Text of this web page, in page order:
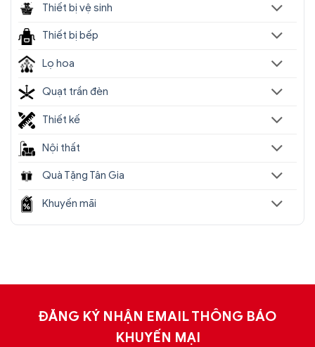
Thiết bị vệ sinh
Thiết bị bếp
Lọ hoa
Quạt trần đèn
Thiết kế
Nội thất
Quà Tặng Tân Gia
Khuyến mãi
ĐĂNG KÝ NHẬN EMAIL THÔNG BÁO
KHUYẾN MẠI